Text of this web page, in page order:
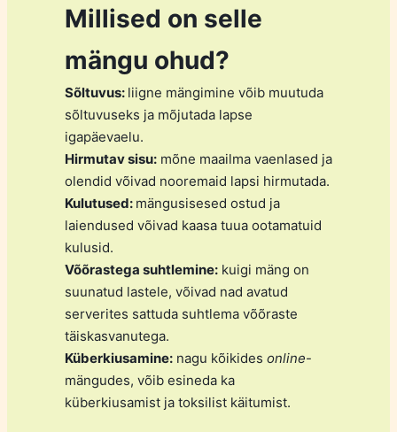
Millised on selle
mängu ohud?
Sõltuvus: liigne mängimine võib muutuda
sõltuvuseks ja mõjutada lapse
igapäevaelu.
Hirmutav sisu:mõne maailma vaenlased ja
olendid võivad nooremaid lapsi hirmutada.
Kulutused: mängusisesed ostud ja
laiendused võivad kaasa tuua ootamatuid
kulusid.
Võõrastega suhtlemine:kuigi mäng on
suunatud lastele, võivad nad avatud
serverites sattuda suhtlema võõraste
täiskasvanutega.
Küberkiusamine:nagu kõikides online-
mängudes, võib esineda ka
küberkiusamist ja toksilist käitumist.